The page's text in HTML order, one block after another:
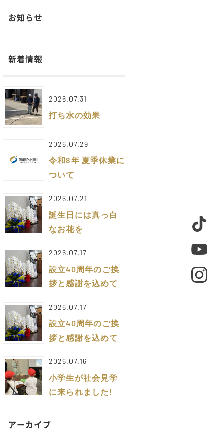
お知らせ
新着情報
2026.07.31
打ち水の効果
2026.07.29
令和8年 夏季休業に
ついて
2026.07.21
誕生日には真っ白
なお花を
2026.07.17
設立40周年のご挨
拶と感謝を込めて
2026.07.17
設立40周年のご挨
拶と感謝を込めて
2026.07.16
小学生が社会見学
に来られました!
アーカイブ